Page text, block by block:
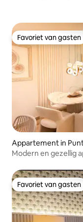
Favoriet van gasten
Favoriet van gasten
Appartement in
Modern en gezellig
Favoriet van gasten
Favoriet van gasten